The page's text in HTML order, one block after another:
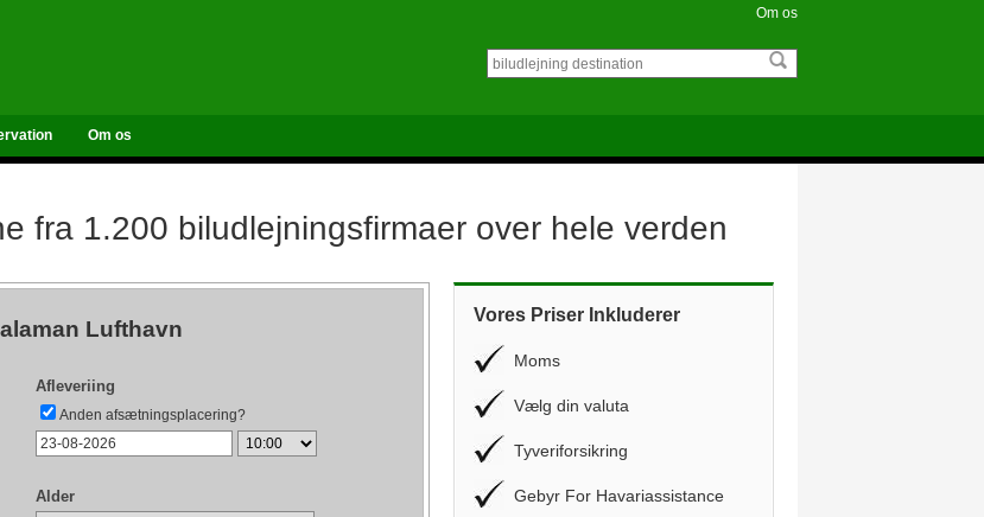
Om os
Om os
fra 1.200 biludlejningsfirmaer over hele verden
Lufthavn
Afleveriing
Anden afsætningsplacering?
Alder
Vores Priser Inkluderer
Moms
Vælg din valuta
Tyveriforsikring
Gebyr For Havariassistance